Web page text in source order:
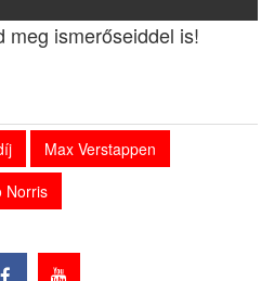
meg ismerőseiddel is!
Max Verstappen
Norris